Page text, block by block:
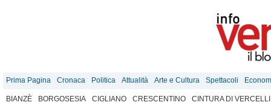
Prima Pagina Cronaca Politica Attualità Arte e Cultura Spettacoli
BIANZÈ BORGOSESIA CIGLIANO CRESCENTINO
CINTURA DI VERCELLI